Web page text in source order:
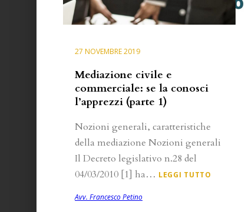
27 NOVEMBRE 2019
Mediazione civile e
commerciale: se la conosci
l’apprezzi (parte 1)
Nozioni generali, caratteristiche
della mediazione Nozioni generali
Il Decreto legislativo n.28 del
04/03/2010 [1] ha… LEGGI TUTTO
Avv. Francesco Petino